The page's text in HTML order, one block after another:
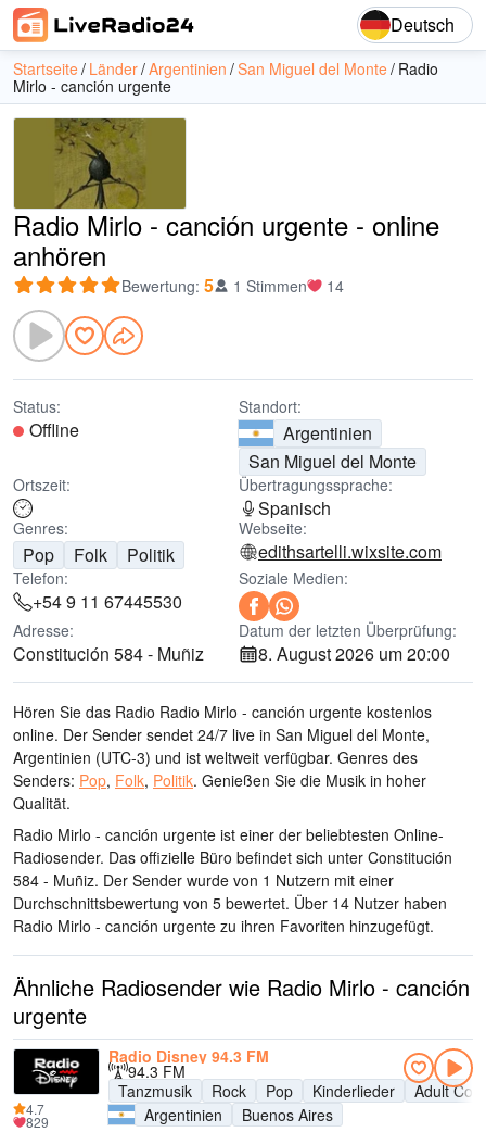
Deutsch
Startseite Länder Argentinien San Miguel del Monte Radio
Mirlo - canción urgente
Radio Mirlo - canción urgente - online
anhören
Bewertung: 5 1 Stimmen 14
Status:
Offline
Standort:
Argentinien
San Miguel del Monte
Ortszeit: Übertragungssprache:
Spanisch
Genres:
Pop Folk Politik
Webseite:
edithsartelli.wixsite.com
Telefon:
+54 9 11 67445530
Soziale Medien:
Adresse:
Constitución 584 - Muñiz
Datum der letzten Überprüfung:
8. August 2026 um 20:00
Hören Sie das Radio Radio Mirlo - canción urgente kostenlos
online. Der Sender sendet 24/7 live in San Miguel del Monte,
Argentinien (UTC-3) und ist weltweit verfügbar. Genres des
Senders: Pop, Folk, Politik. Genießen Sie die Musik in hoher
Qualität.
Radio Mirlo - canción urgente ist einer der beliebtesten Online-
Radiosender. Das offizielle Büro befindet sich unter Constitución
584 - Muñiz. Der Sender wurde von 1 Nutzern mit einer
Durchschnittsbewertung von 5 bewertet. Über 14 Nutzer haben
Radio Mirlo - canción urgente zu ihren Favoriten hinzugefügt.
Ähnliche Radiosender wie Radio Mirlo - canción
urgente
Radio Disney 94.3 FM
94.3 FM
Tanzmusik
Rock Pop Kinderlieder
Adult
Argentinien
Buenos Aires
4.7
829